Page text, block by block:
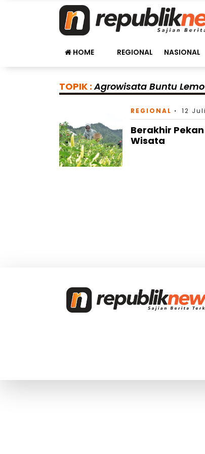
HOME REGIONAL NASIONAL
TOPIK :Agrowisata Buntu Lemo
REGIONAL 12
Berakhir
Wisata